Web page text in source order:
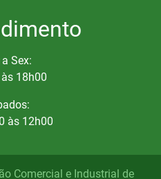
Sex:
18h00
às 12h00
Comercial e Industrial de